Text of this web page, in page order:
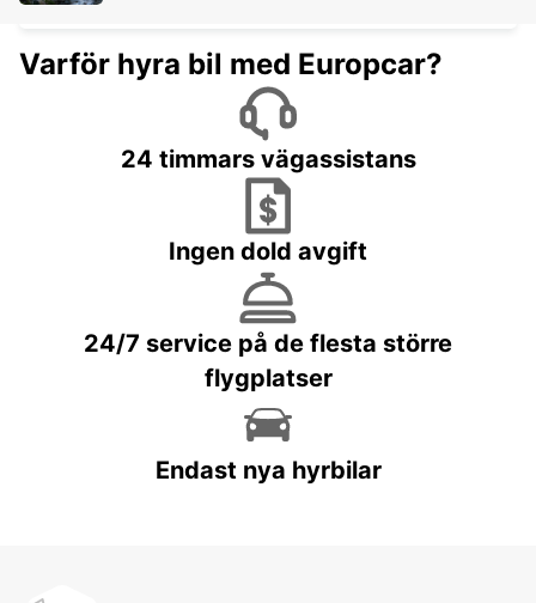
Varför hyra bil med Europcar?
24 timmars vägassistans
Ingen dold avgift
24/7 service på de flesta större
flygplatser
Endast nya hyrbilar